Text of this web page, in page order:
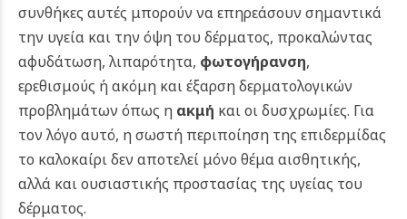
συνθήκες αυτές μπορούν να επηρεάσουν σημαντικά
την υγεία και την όψη του δέρματος, προκαλώντας
αφυδάτωση, λιπαρότητα, φωτογήρανση,
ερεθισμούς ή ακόμη και έξαρση δερματολογικών
προβλημάτων όπως η ακμή και οι δυσχρωμίες. Για
τον λόγο αυτό, η σωστή περιποίηση της επιδερμίδας
το καλοκαίρι δεν αποτελεί μόνο θέμα αισθητικής,
αλλά και ουσιαστικής προστασίας της υγείας του
δέρματος.